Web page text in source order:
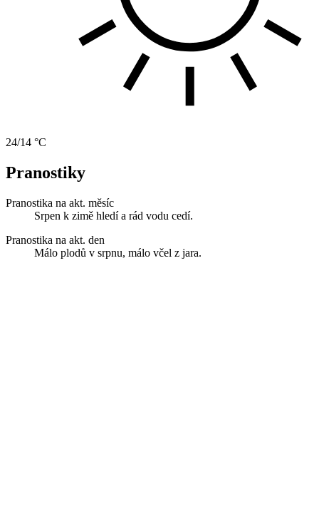
24/14 °C
Pranostiky
Pranostika na akt. měsíc
Srpen k zimě hledí a rád vodu cedí.
Pranostika na akt. den
Málo plodů v srpnu, málo včel z jara.